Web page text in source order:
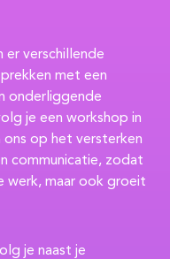
er verschillende
met een
onderliggende
je een workshop in
op het versterken
communicatie, zodat
werk, maar ook groeit
je naast je